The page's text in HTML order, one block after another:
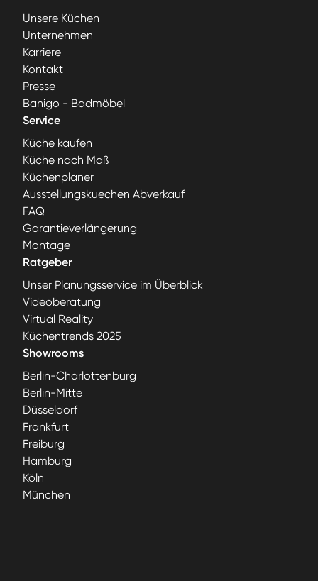
Unsere Küchen
Unternehmen
Karriere
Kontakt
Presse
Banigo - Badmöbel
Service
Küche kaufen
Küche nach Maß
Küchenplaner
Ausstellungskuechen Abverkauf
FAQ
Garantieverlängerung
Montage
Ratgeber
Unser Planungsservice im Überblick
Videoberatung
Virtual Reality
Küchentrends 2025
Showrooms
Berlin-Charlottenburg
Berlin-Mitte
Düsseldorf
Frankfurt
Freiburg
Hamburg
Köln
München